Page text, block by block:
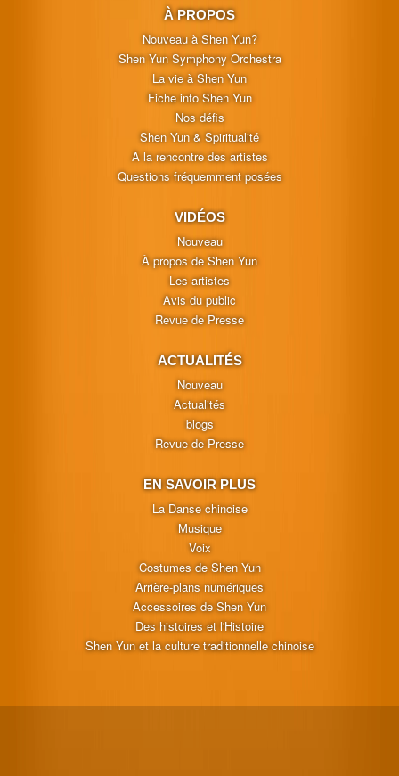
À PROPOS
Nouveau à Shen Yun?
Shen Yun Symphony Orchestra
La vie à Shen Yun
Fiche info Shen Yun
Nos défis
Shen Yun & Spiritualité
À la rencontre des artistes
Questions fréquemment posées
VIDÉOS
Nouveau
À propos de Shen Yun
Les artistes
Avis du public
Revue de Presse
ACTUALITÉS
Nouveau
Actualités
blogs
Revue de Presse
EN SAVOIR PLUS
La Danse chinoise
Musique
Voix
Costumes de Shen Yun
Arrière-plans numériques
Accessoires de Shen Yun
Des histoires et l'Histoire
Shen Yun et la culture traditionnelle chinoise